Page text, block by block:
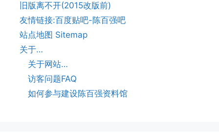
旧版离不开(2015改版前)
友情链接:百度贴吧-陈百强吧
站点地图 Sitemap
关于…
关于网站…
访客问题FAQ
如何参与建设陈百强资料馆